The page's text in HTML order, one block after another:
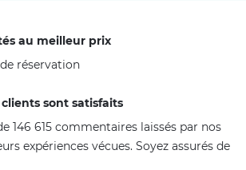
au meilleur prix
réservation
clients sont satisfaits
146 615 commentaires laissés par nos
expériences vécues. Soyez assurés de